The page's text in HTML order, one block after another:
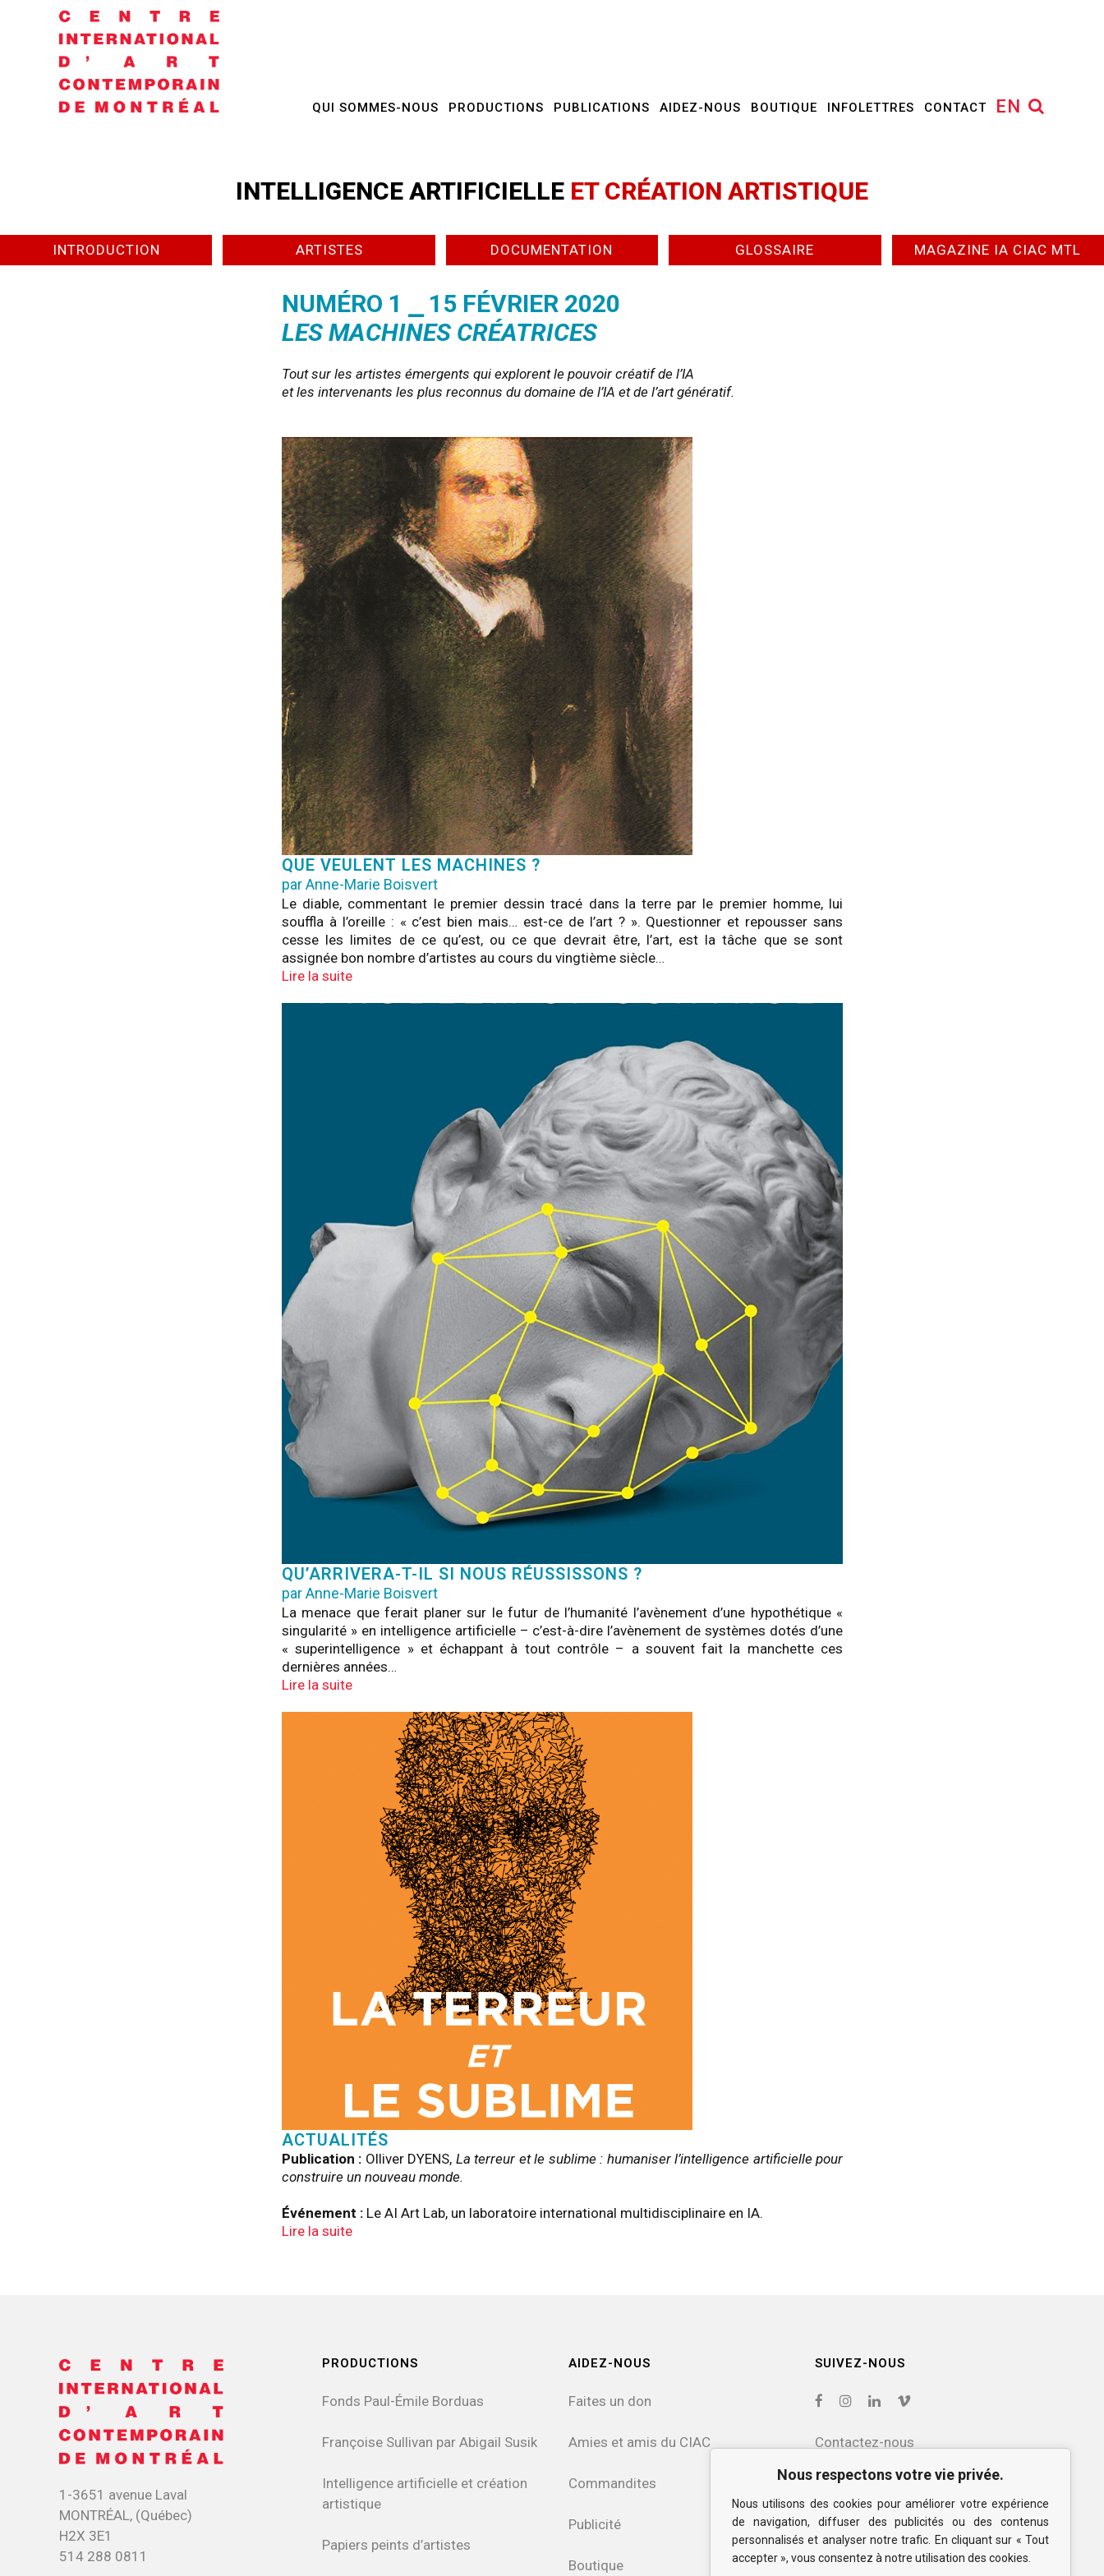
Nous respectons votre vie privée.
Nous utilisons des cookies pour améliorer votre expérience
de navigation, diffuser des publicités ou des contenus
personnalisés et analyser notre trafic. En cliquant sur « Tout
accepter », vous consentez à notre utilisation des cookies.
QUI SOMMES-NOUS PRODUCTIONS PUBLICATIONS AIDEZ-NOUS BOUTIQUE INFOLETTRES CONTACT EN
INTELLIGENCE ARTIFICIELLE ET CRÉATION ARTISTIQUE
INTRODUCTION ARTISTES DOCUMENTATION GLOSSAIRE MAGAZINE IA CIAC MTL
NUMÉRO 1 ⎯ 15 FÉVRIER 2020
LES MACHINES CRÉATRICES
Tout sur les artistes émergents qui explorent le pouvoir créatif de l’IA
et les intervenants les plus reconnus du domaine de l’IA et de l’art génératif.
QUE VEULENT LES MACHINES ?
par Anne-Marie Boisvert
Le diable, commentant le premier dessin tracé dans la terre par le premier homme, lui
souffla à l’oreille : « c’est bien mais… est-ce de l’art ? ». Questionner et repousser sans
cesse les limites de ce qu’est, ou ce que devrait être, l’art, est la tâche que se sont
assignée bon nombre d’artistes au cours du vingtième siècle…
Lire la suite
QU’ARRIVERA-T-IL SI NOUS RÉUSSISSONS ?
par Anne-Marie Boisvert
La menace que ferait planer sur le futur de l’humanité l’avènement d’une hypothétique «
singularité » en intelligence artificielle – c’est-à-dire l’avènement de systèmes dotés d’une
« superintelligence » et échappant à tout contrôle – a souvent fait la manchette ces
dernières années…
Lire la suite
ACTUALITÉS
Publication : Olliver DYENS, La terreur et le sublime : humaniser l’intelligence artificielle pour
construire un nouveau monde.
Événement : Le AI Art Lab, un laboratoire international multidisciplinaire en IA.
Lire la suite
1-3651 avenue Laval
MONTRÉAL, (Québec)
H2X 3E1
514 288 0811
PRODUCTIONS
Fonds Paul-Émile Borduas
Françoise Sullivan par Abigail Susik
Intelligence artificielle et création
artistique
Papiers peints d’artistes
AIDEZ-NOUS
Faites un don
Amies et amis du CIAC
Commandites
Publicité
Boutique
SUIVEZ-NOUS
Contactez-nous
Abonnez-vous à
notre infolettre
Politique de confidentialité
et des cookies